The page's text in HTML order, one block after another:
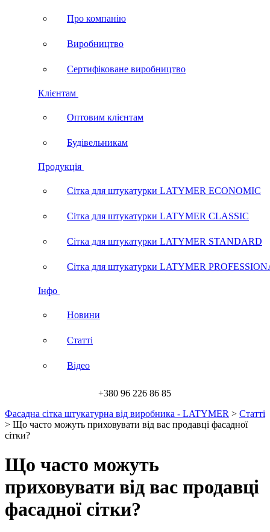
Про компанію
Виробництво
Сертифіковане виробництво
Клієнтам
Оптовим клієнтам
Будівельникам
Продукція
Сітка для штукатурки LATYMER ECONOMIC
Сітка для штукатурки LATYMER CLASSIC
Сітка для штукатурки LATYMER STANDARD
Сітка для штукатурки LATYMER
Інфо
Новини
Статті
Відео
+380 96 226 86 85
Фасадна сітка штукатурна від виробника - LATYMER > Статті
> Що часто можуть приховувати від вас продавці фасадної
сітки?
Що часто можуть
приховувати від вас продавці
фасадної сітки?